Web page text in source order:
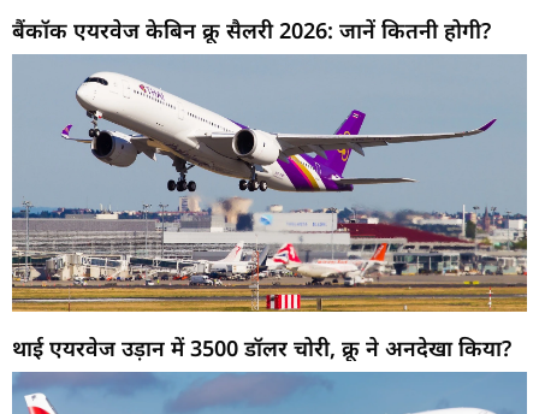
बैंकॉक एयरवेज केबिन क्रू सैलरी 2026: जानें कितनी होगी?
थाई एयरवेज उड़ान में 3500 डॉलर चोरी, क्रू ने अनदेखा किया?